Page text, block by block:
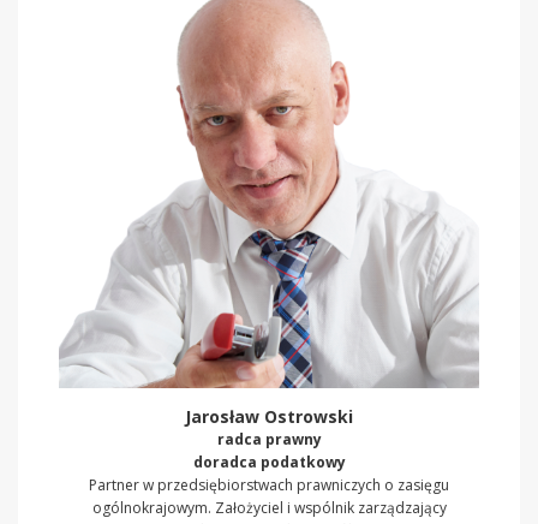
Jarosław Ostrowski
radca prawny
doradca podatkowy
Partner w przedsiębiorstwach prawniczych o zasięgu
ogólnokrajowym. Założyciel i wspólnik zarządzający